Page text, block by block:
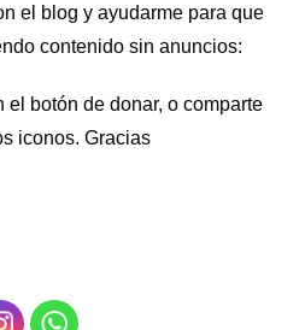
el blog y ayudarme para que
contenido sin anuncios:
el botón de donar, o comparte
iconos. Gracias